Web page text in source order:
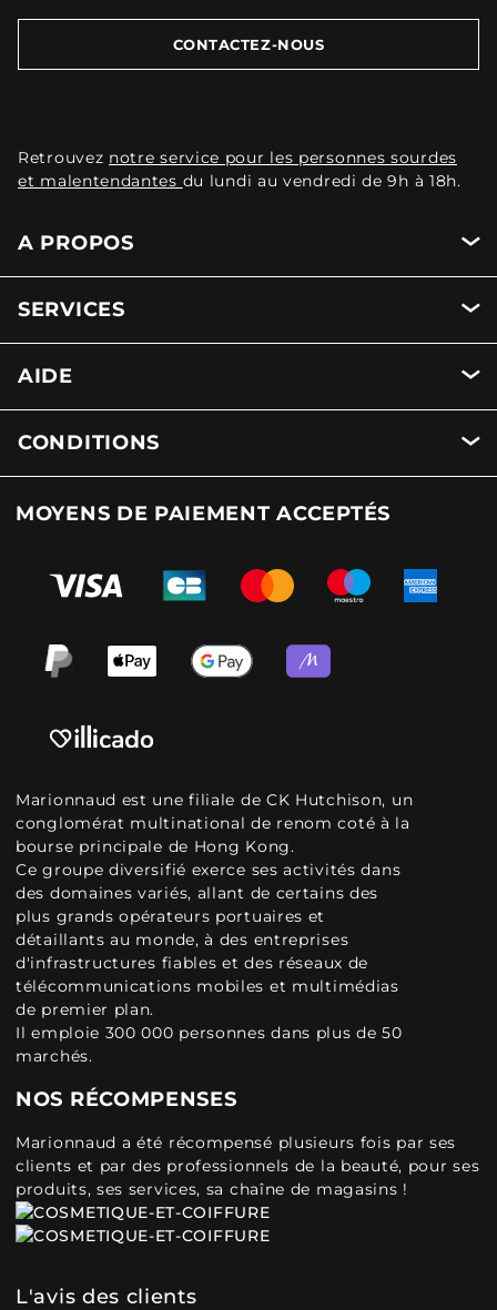
CONTACTEZ-NOUS
Retrouvez notre service pour les personnes sourdes
et malentendantes du lundi au vendredi de 9h à 18h.
A PROPOS
SERVICES
AIDE
CONDITIONS
MOYENS DE PAIEMENT ACCEPTÉS
Marionnaud est une filiale de CK Hutchison, un
conglomérat multinational de renom coté à la
bourse principale de Hong Kong.
Ce groupe diversifié exerce ses activités dans
des domaines variés, allant de certains des
plus grands opérateurs portuaires et
détaillants au monde, à des entreprises
d'infrastructures fiables et des réseaux de
télécommunications mobiles et multimédias
de premier plan.
Il emploie 300 000 personnes dans plus de 50
marchés.
NOS RÉCOMPENSES
Marionnaud a été récompensé plusieurs fois par ses
clients et par des professionnels de la beauté, pour ses
produits, ses services, sa chaîne de magasins !
L'avis des clients